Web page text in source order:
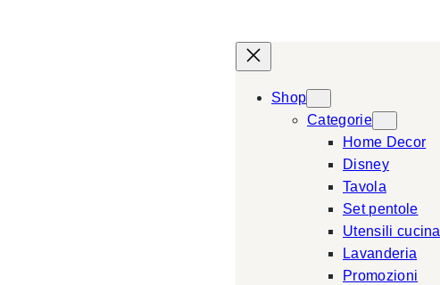
Shop
Categorie
Home Decor
Disney
Tavola
Set pentole
Utensili cucina
Lavanderia
Promozioni